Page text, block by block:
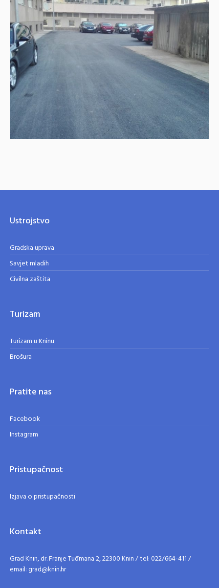
Ustrojstvo
Gradska uprava
Savjet mladih
Civilna zaštita
Turizam
Turizam u Kninu
Brošura
Pratite nas
Facebook
Instagram
Pristupačnost
Izjava o pristupačnosti
Kontakt
Grad Knin, dr. Franje Tuđmana 2, 22300 Knin / tel: 022/664-411 /
email: grad@knin.hr